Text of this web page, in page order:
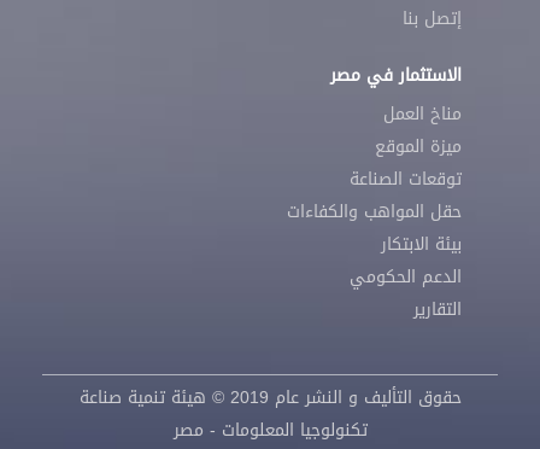
إتصل بنا
الاستثمار في مصر
مناخ العمل
ميزة الموقع
توقعات الصناعة
حقل المواهب والكفاءات
بيئة الابتكار
الدعم الحكومي
التقارير
حقوق التأليف و النشر عام 2019 © هيئة تنمية صناعة
تكنولوجيا المعلومات - مصر